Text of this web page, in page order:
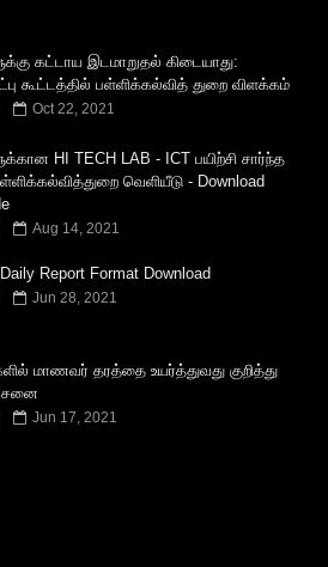
கட்டாய இடமாறுதல் கிடையாது:
கூட்டத்தில் பள்ளிக்கல்வித் துறை விளக்கம்
Oct 22, 2021
HI TECH LAB - ICT பயிற்சி சார்ந்த
வெளியீடு - Download
Aug 14, 2021
Report Format Download
Jun 28, 2021
மாணவர் தரத்தை உயர்த்துவது குறித்து
Jun 17, 2021